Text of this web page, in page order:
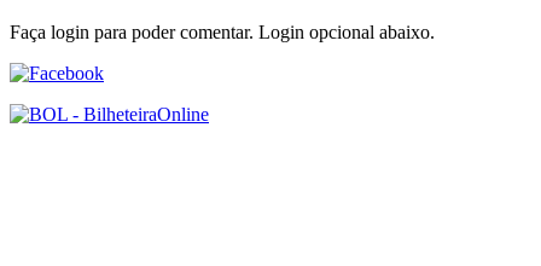
Faça login para poder comentar. Login opcional abaixo.